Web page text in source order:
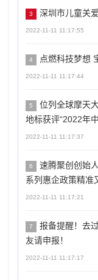
3 深圳市儿童关
2022-11-11 11:17:55
4 点燃科技梦想
2022-11-11 11:17:44
5
位列全球摩天
地标获评“2022年
2022-11-11 11:17:37
6
速腾聚创创始
系列惠企政策精准
2022-11-11 11:17:21
7
报备提醒！去
友请申报！
2022-11-11 11:17:17